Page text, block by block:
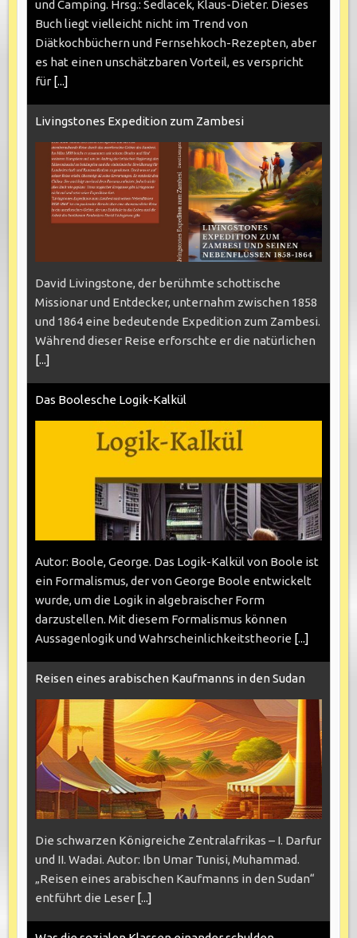
und Camping. Hrsg.: Sedlacek, Klaus-Dieter. Dieses
Buch liegt vielleicht nicht im Trend von
Diätkochbüchern und Fernsehkoch-Rezepten, aber
es hat einen unschätzbaren Vorteil, es verspricht
für [...]
Livingstones Expedition zum Zambesi
David Livingstone, der berühmte schottische
Missionar und Entdecker, unternahm zwischen 1858
und 1864 eine bedeutende Expedition zum Zambesi.
Während dieser Reise erforschte er die natürlichen
[...]
Das Boolesche Logik-Kalkül
Autor: Boole, George. Das Logik-Kalkül von Boole ist
ein Formalismus, der von George Boole entwickelt
wurde, um die Logik in algebraischer Form
darzustellen. Mit diesem Formalismus können
Aussagenlogik und Wahrscheinlichkeitstheorie [...]
Reisen eines arabischen Kaufmanns in den Sudan
Die schwarzen Königreiche Zentralafrikas – I. Darfur
und II. Wadai. Autor: Ibn Umar Tunisi, Muhammad.
„Reisen eines arabischen Kaufmanns in den Sudan“
entführt die Leser [...]